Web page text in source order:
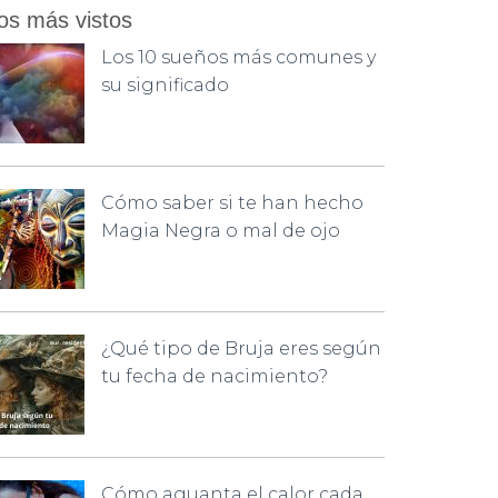
más vistos
Los 10 sueños más comunes y
su significado
Cómo saber si te han hecho
Magia Negra o mal de ojo
¿Qué tipo de Bruja eres según
tu fecha de nacimiento?